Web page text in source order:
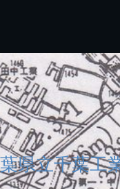
県立千葉工